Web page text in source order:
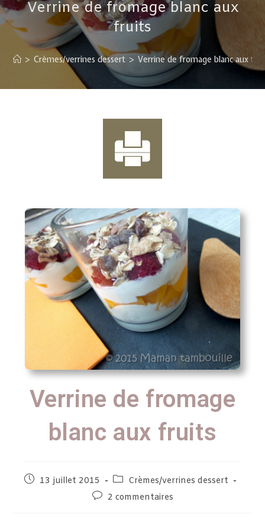
Verrine de fromage blanc aux
fruits
> Crèmes/verrines dessert > Verrine de fromage blanc aux
Verrine de fromage
blanc aux fruits
13 juillet 2015
Crèmes/verrines dessert
2 commentaires